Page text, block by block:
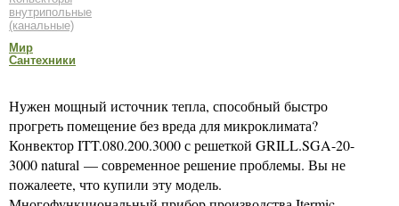
внутрипольные
(канальные)
Мир
Сантехники
Нужен мощный источник тепла, способный быстро
прогреть помещение без вреда для микроклимата?
Конвектор ITT.080.200.3000 с решеткой GRILL.SGA-20-
3000 natural — современное решение проблемы. Вы не
пожалеете, что купили эту модель.